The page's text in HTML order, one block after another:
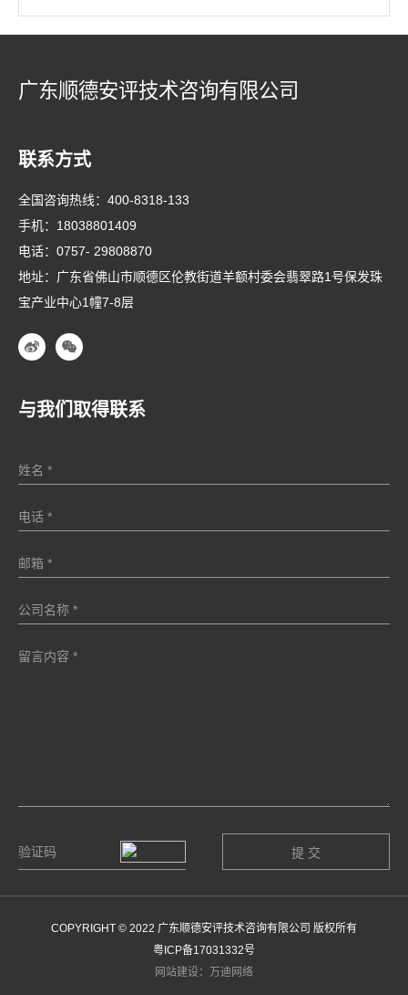
广东顺德安评技术咨询有限公司
联系方式
全国咨询热线： 400-8318-133
手机： 18038801409
电话： 0757- 29808870
地址：广东省佛山市顺德区伦教街道羊额村委会翡翠路1号保发珠
宝产业中心1幢7-8层
与我们取得联系
COPYRIGHT © 2022 广东顺德安评技术咨询有限公司 版权所有
粤ICP备17031332号
网站建设：万迪网络